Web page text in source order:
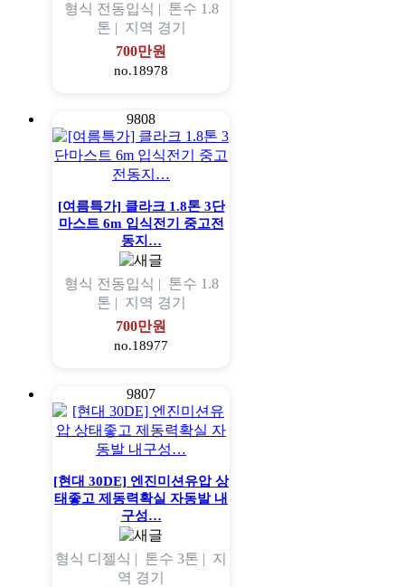
형식 전동입식 | 톤수 1.8
톤 | 지역 경기
700만원
no.18978
9808
[여름특가] 클라크 1.8톤 3단
마스트 6m 입식전기 중고전
동지…
형식 전동입식 | 톤수 1.8
톤 | 지역 경기
700만원
no.18977
9807
[현대 30DE] 엔진미션유압 상
태좋고 제동력확실 자동발 내
구성…
형식 디젤식 | 톤수 3톤 | 지
역 경기